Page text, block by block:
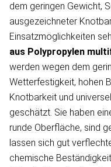
dem geringen Gewicht,
ausgezeichneter
Einsatzmöglichkeiten
aus Polypropylen
werden wegen dem
Wetterfestigkeit, hohen
Knotbarkeit und
geschätzt. Sie haben
runde Oberfläche, sind
lassen sich gut
chemische